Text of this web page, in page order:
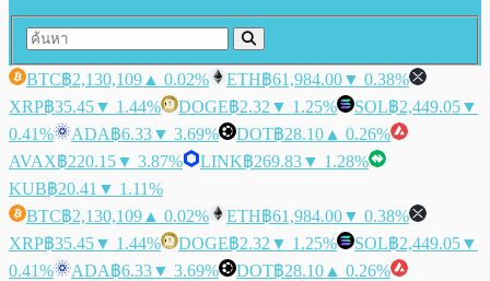
BTC฿2,130,109 ▲ 0.02% ETH฿61,984.00▼ 0.38%
XRP฿35.45▼ 1.44% DOGE฿2.32 ▼ 1.25% SOL฿2,449.05▼
0.41%
ADA฿6.33▼ 3.69% DOT฿28.10 ▲ 0.26%
AVAX฿220.15▼ 3.87% LINK฿269.83▼ 1.28%
KUB฿20.41 ▼ 1.11%
BTC฿2,130,109 ▲ 0.02% ETH฿61,984.00▼ 0.38%
XRP฿35.45▼ 1.44% DOGE฿2.32 ▼ 1.25% SOL฿2,449.05▼
0.41%
ADA฿6.33▼ 3.69% DOT฿28.10 ▲ 0.26%